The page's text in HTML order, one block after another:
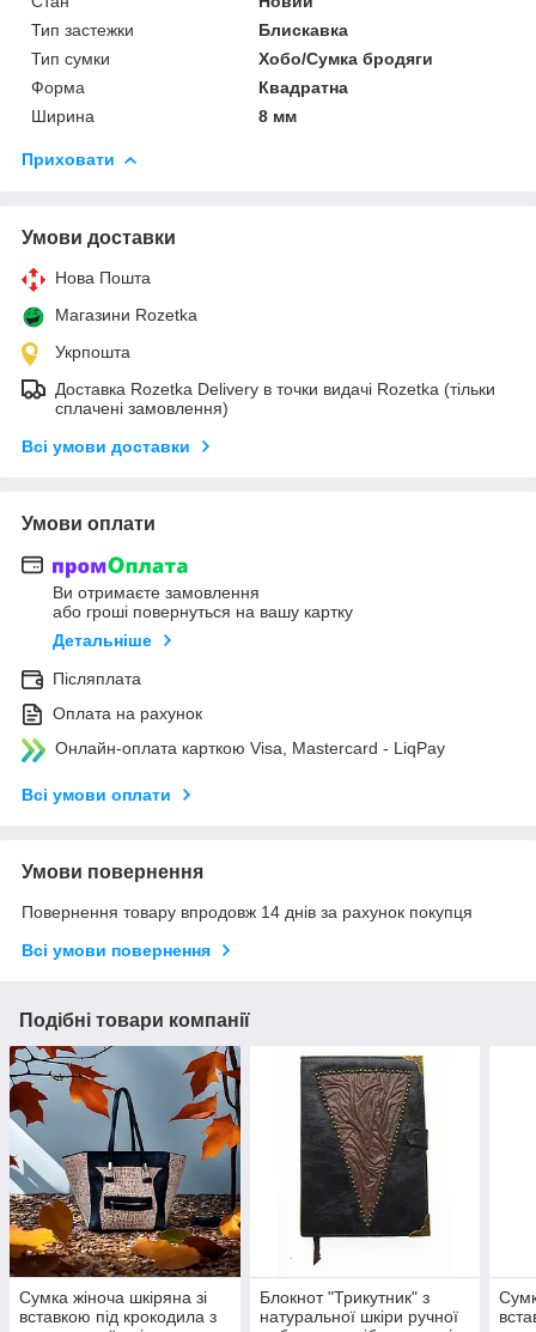
Тип застежки
Блискавка
Тип сумки
Хобо/Сумка бродяги
Форма
Квадратна
Ширина
8 мм
Приховати
Умови доставки
Нова Пошта
Магазини Rozetka
Укрпошта
Доставка Rozetka Delivery в точки видачі Rozetka (тільки
сплачені замовлення)
Всі умови доставки
Умови оплати
Ви отримаєте замовлення
або гроші повернуться на вашу картку
Детальніше
Післяплата
Оплата на рахунок
Онлайн-оплата карткою Visa, Mastercard - LiqPay
Всі умови оплати
Умови повернення
Повернення товару впродовж 14 днів за рахунок покупця
Всі умови повернення
Подібні товари компанії
Сумка жіноча шкіряна зі
вставкою під крокодила з
Блокнот "Трикутник" з
натуральної шкіри ручної